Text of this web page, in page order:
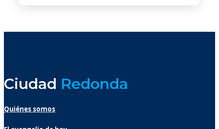
Ciudad Redonda
Quiénes somos